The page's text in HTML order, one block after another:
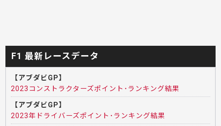
F1 最新レースデータ
【アブダビGP】
2023コンストラクターズポイント･ランキング結果
【アブダビGP】
2023年ドライバーズポイント･ランキング結果